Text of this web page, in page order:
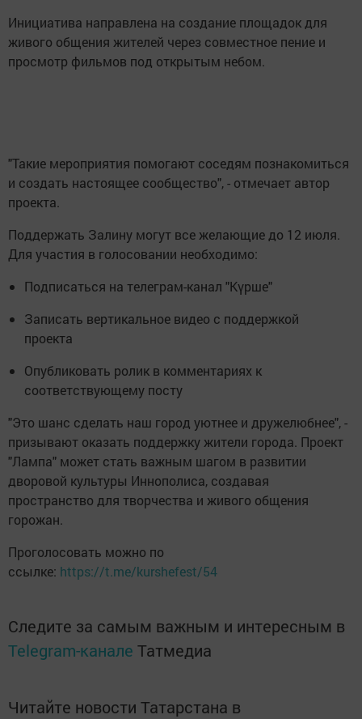
Инициатива направлена на создание площадок для
живого общения жителей через совместное пение и
просмотр фильмов под открытым небом.
"Такие мероприятия помогают соседям познакомиться
и создать настоящее сообщество", - отмечает автор
проекта.
Поддержать Залину могут все желающие до 12 июля.
Для участия в голосовании необходимо:
Подписаться на телеграм-канал "Күрше"
Записать вертикальное видео с поддержкой
проекта
Опубликовать ролик в комментариях к
соответствующему посту
"Это шанс сделать наш город уютнее и дружелюбнее", -
призывают оказать поддержку жители города. Проект
"Лампа" может стать важным шагом в развитии
дворовой культуры Иннополиса, создавая
пространство для творчества и живого общения
горожан.
Проголосовать можно по
ссылке: https://t.me/kurshefest/54
Следите за самым важным и интересным в
Telegram-канале Татмедиа
Читайте новости Татарстана в